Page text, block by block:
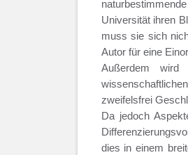
Universität ihren
muss sie sich
Autor für eine
Außerdem wird
zweifelsfrei
Da jedoch
dies in einem